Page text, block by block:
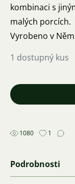
kombinaci s
malých porcích.
Vyrobeno v
1 dostupný kus
1080 1
Podrobnosti